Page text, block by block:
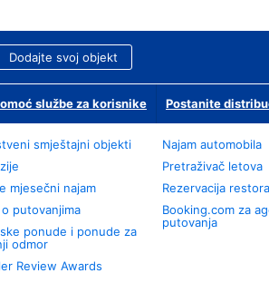
Dodajte svoj objekt
službe za korisnike Postanite
smještajni objekti
mjesečni najam
putovanjima
ponude i ponude za
odmor
Review Awards
Najam automobila
Pretraživač letova
Rezervacija
Booking.com za
putovanja